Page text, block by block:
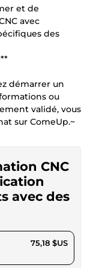
et de
avec
des
démarrer un
ou
validé, vous
sur ComeUp.~
CNC
avec des
75,18 $US